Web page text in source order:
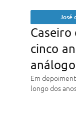
José
Caseiro
cinco
Em
longo dos